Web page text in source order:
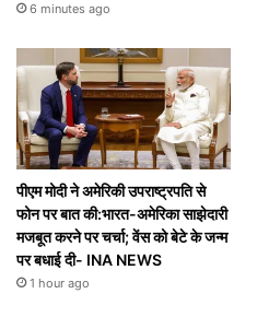
6 minutes ago
पीएम मोदी ने अमेरिकी उपराष्ट्रपति से
फोन पर बात की:भारत-अमेरिका साझेदारी
मजबूत करने पर चर्चा; वेंस को बेटे के जन्म
पर बधाई दी- INA NEWS
1 hour ago